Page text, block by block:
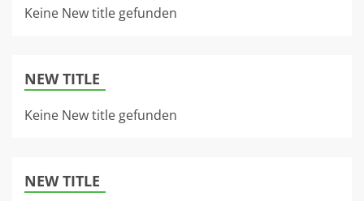
Keine New title gefunden
NEW TITLE
Keine New title gefunden
NEW TITLE